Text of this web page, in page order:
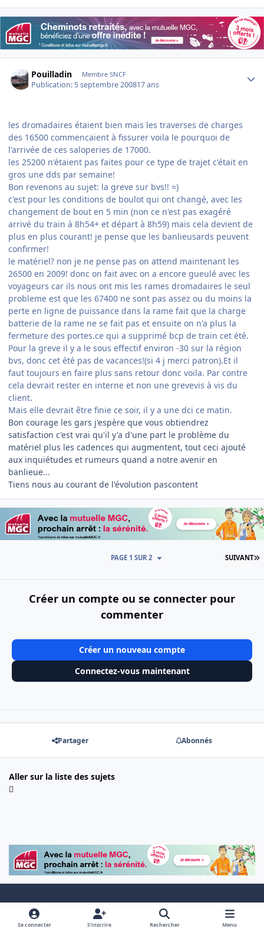
Pouilladin Membre SNCF
Publication: 5 septembre 200817 ans
les dromadaires étaient bien mais les traverses de charges
des 16500 commencaient à fissurer voila le pourquoi de
l'arrivée de ces saloperies de 17000.
les 25200 n'étaient pas faites pour ce type de trajet c'était en
gros une dds par semaine!
Bon revenons au sujet: la greve sur bvs!! =)
c'est pour les conditions de boulot qui ont changé, avec les
changement de bout en 5 min (non ce n'est pas exagéré
arrivé du train à 8h54+ et départ à 8h59) mais cela devient de
plus en plus courant! je pense que les banlieusards peuvent
confirmer!
le matériel? non je ne pense pas on attend maintenant les
26500 en 2009! donc on fait avec on a encore gueulé avec les
voyageurs car ils nous ont mis les rames dromadaires le seul
probleme est que les 67400 ne sont pas assez ou du moins la
perte en ligne de puissance dans la rame fait que la charge
batterie de la rame ne se fait pas et ensuite on n'a plus la
fermeture des portes.ce qui a supprimé bcp de train cet été.
Pour la greve il y a le sous effectif environ -30 sur la région
bvs, donc cet été pas de vacances!(si 4 j merci patron).Et il
faut toujours en faire plus sans retour donc voila. Par contre
cela devrait rester en interne et non une grevevis à vis du
client.
Mais elle devrait être finie ce soir, il y a une dci ce matin.
Bon courage les gars j'espère que vous obtiendrez
satisfaction c'est vrai qu'il y'a d'une part le problème du
matériel plus les cadences qui augmentent, tout ceci ajouté
aux inquiétudes et rumeurs quand a notre avenir en
banlieue...
Tiens nous au courant de l'évolution pascontent
SUIVANT
PAGE 1 SUR 2
Créer un compte ou se connecter pour
commenter
Créer un nouveau compte
Connectez-vous maintenant
Partager Abonnés
Aller sur la liste des sujets
Light ModeDark ModeSystem Preference
Se connecter S’inscrire Rechercher Menu